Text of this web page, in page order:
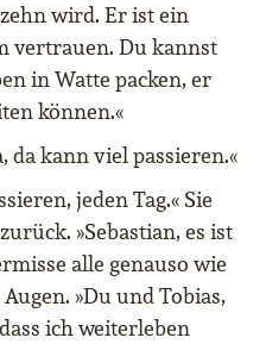
wird. Er ist ein
vertrauen. Du kannst
in Watte packen, er
können.«
da kann viel passieren.«
jeden Tag.« Sie
»Sebastian, es ist
alle genauso wie
»Du und Tobias,
ich weiterleben